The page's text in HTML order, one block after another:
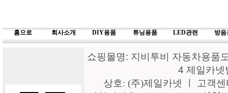
홈으로 회사소개 DIY용품 튜닝용품 LED관련 방음
쇼핑몰명: 지비투비 자동차용품
4 제일카
상호: (주)제일카넷 ㅣ 고객